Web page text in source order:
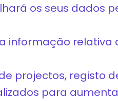
os seus dados
informação
projectos, registo
para